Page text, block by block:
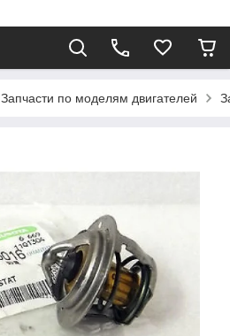
Запчасти по моделям двигателей